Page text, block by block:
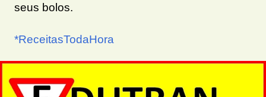
seus bolos.
*ReceitasTodaHora